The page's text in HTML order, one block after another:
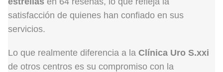
satisfacción de quienes han confiado en sus
servicios.
Lo que realmente diferencia a la Clínica Uro S.xxi
de otros centros es su compromiso con la